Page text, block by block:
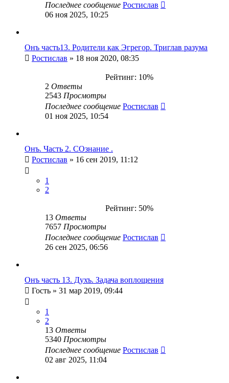
Последнее сообщение Ростислав
06 ноя 2025, 10:25
Онъ часть13. Родители как Эгрегор. Триглав разума
Ростислав » 18 ноя 2020, 08:35
Рейтинг: 10%
2 Ответы
2543 Просмотры
Последнее сообщение Ростислав
01 ноя 2025, 10:54
Онъ. Часть 2. СОзнание .
Ростислав » 16 сен 2019, 11:12
1
2
Рейтинг: 50%
13 Ответы
7657 Просмотры
Последнее сообщение Ростислав
26 сен 2025, 06:56
Онъ часть 13. Духъ. Задача воплощения
Гость » 31 мар 2019, 09:44
1
2
13 Ответы
5340 Просмотры
Последнее сообщение Ростислав
02 авг 2025, 11:04